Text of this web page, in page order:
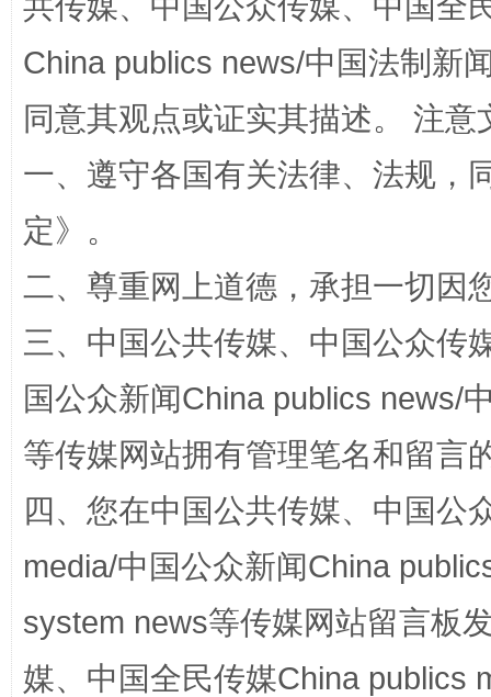
全民健身五年计划来了！等你上场
阿坝州三大球赛在茂县开幕 规模
China publics news/中国法制新
同意其观点或证实其描述。 注
一、遵守各国有关法律、法规，
定》。
二、尊重网上道德，承担一切因
三、中国公共传媒、中国公众传
国公众新闻China publics news/
等传媒网站拥有管理笔名和留言
四、您在中国公共传媒、中国公
media/中国公众新闻China
system news等传媒网站留言板
媒、中国全民传媒China publics